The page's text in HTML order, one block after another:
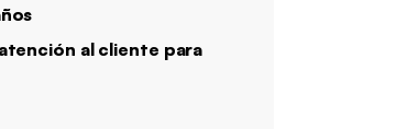
al cliente para